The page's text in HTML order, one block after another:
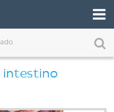
intestino